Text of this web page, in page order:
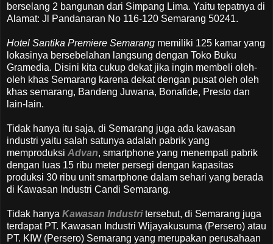
berselang 2 bangunan dari Simpang Lima. Yaitu tepatnya di
Alamat: Jl Pandanaran No 116-120 Semarang 50241.
Hotel Santika Premiere Semarang memiliki 125 kamar yang
lokasinya bersebelahan langsung dengan Toko Buku
Gramedia. Disini kita cukup dekat jika ingin membeli oleh-
oleh khas Semarang karena dekat dengan pusat oleh oleh
khas semarang, Bandeng Juwana, Bonafide, Presto dan
lain-lain.
Tidak hanya itu saja, di Semarang juga ada kawasan
industri yaitu salah satunya adalah pabrik yang
memproduksi Advan, smartphone yang menempati pabrik
dengan luas 15 ribu meter persegi dengan kapasitas
produksi 30 ribu unit smartphone dalam sehari yang berada
di Kawasan Industri Candi Semarang.
Tidak hanya Kawasan Industritersebut, di Semarang juga
terdapat PT. Kawasan Industri Wijayakusuma (Persero) atau
PT. KIW (Persero) Semarang yang merupakan perusahaan